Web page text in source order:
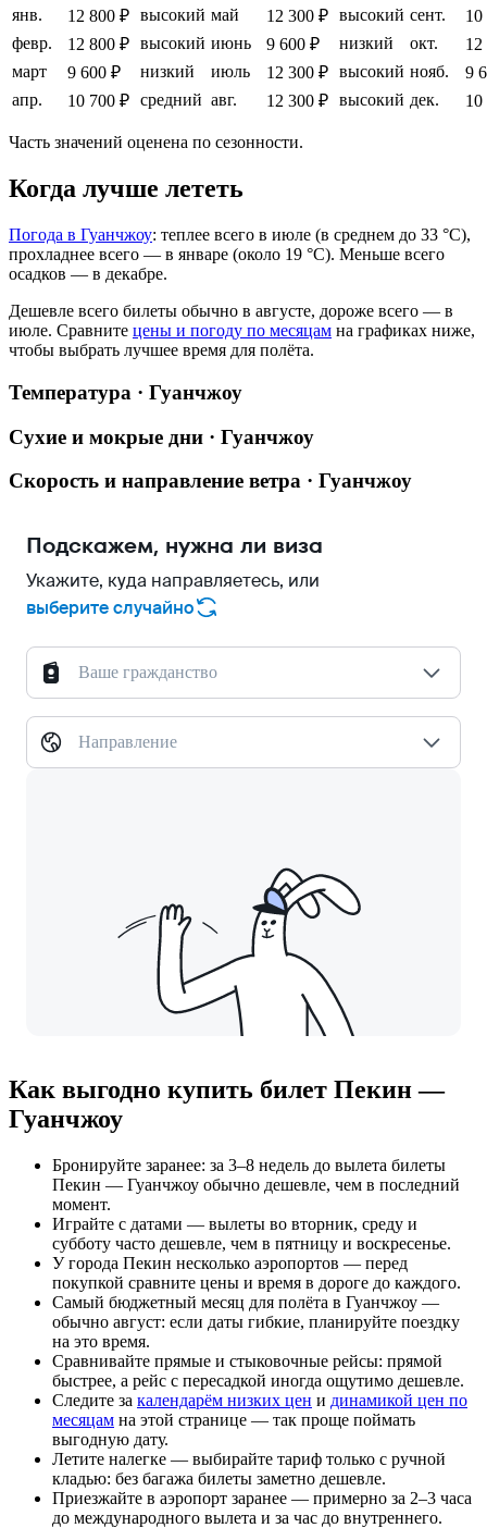
янв.
12 800 ₽ высокий май 12 300 ₽ высокий сент.
10
февр.
12 800 ₽ высокий июнь 9 600 ₽ низкий окт.
12
март
9 600 ₽ низкий июль 12 300 ₽ высокий нояб.
9
апр.
10 700 ₽ средний авг. 12 300 ₽ высокий дек. 10
Часть значений оценена по сезонности.
Когда лучше лететь
Погода в Гуанчжоу: теплее всего в июле (в среднем до 33 °C),
прохладнее всего — в январе (около 19 °C). Меньше всего
осадков — в декабре.
Дешевле всего билеты обычно в августе, дороже всего — в
июле. Сравните цены и погоду по месяцам на графиках ниже,
чтобы выбрать лучшее время для полёта.
Температура · Гуанчжоу
Сухие и мокрые дни · Гуанчжоу
Скорость и направление ветра · Гуанчжоу
Подскажем, нужна ли виза
Укажите, куда направляетесь, или
выберите случайно
Ваше гражданство
Направление
Как выгодно купить билет Пекин —
Гуанчжоу
Бронируйте заранее: за 3–8 недель до вылета билеты
Пекин — Гуанчжоу обычно дешевле, чем в последний
момент.
Играйте с датами — вылеты во вторник, среду и
субботу часто дешевле, чем в пятницу и воскресенье.
У города Пекин несколько аэропортов — перед
покупкой сравните цены и время в дороге до каждого.
Самый бюджетный месяц для полёта в Гуанчжоу —
обычно август: если даты гибкие, планируйте поездку
на это время.
Сравнивайте прямые и стыковочные рейсы: прямой
быстрее, а рейс с пересадкой иногда ощутимо дешевле.
Следите за календарём низких цен и динамикой цен по
месяцам на этой странице — так проще поймать
выгодную дату.
Летите налегке — выбирайте тариф только с ручной
кладью: без багажа билеты заметно дешевле.
Приезжайте в аэропорт заранее — примерно за 2–3 часа
до международного вылета и за час до внутреннего.